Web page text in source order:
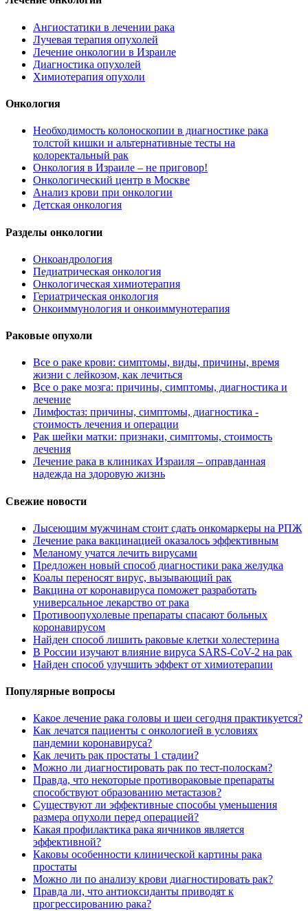
Ангиостатики в лечении рака
Лучевая терапия опухолей
Лечение онкологии в Израиле
Диагностика опухолей
Химиотерапия опухоли
Онкология
Необходимость колоноскопии в диагностике рака
толстой кишки и альтернативные тесты на
колоректальный рак
Онкология в Израиле – не приговор!
Онкологический центр в Москве
Анализ крови при онкологии
Детская онкология
Разделы онкологии
Онкоандрология
Педиатрическая онкология
Онкологическая химиотерапия
Гериатрическая онкология
Онкоиммунология и онкоиммунотерапия
Раковые опухоли
Все о раке крови: симптомы, виды, причины, время
жизни с лейкозом, как лечиться
Все о раке мозга: причины, симптомы, диагностика и
лечение
Лимфостаз: причины, симптомы, диагностика -
стоимость лечения и операции
Рак шейки матки: признаки, симптомы, стоимость
лечения
Лечение рака в клиниках Израиля – оправданная
надежда на здоровую жизнь
Свежие новости
Лысеющим мужчинам стоит сдать онкомаркеры на РПЖ
Лечение рака вакцинацией оказалось эффективным
Меланому учатся лечить вирусами
Предложен новый способ диагностики рака желудка
Коалы переносят вирус, вызывающий рак
Вакцина от коронавируса поможет разработать
универсальное лекарство от рака
Противоопухолевые препараты спасают больных
коронавирусом
Найден способ лишить раковые клетки холестерина
В России изучают влияние вируса SARS-CoV-2 на рак
Найден способ улучшить эффект от химиотерапии
Популярные вопросы
Какое лечение рака головы и шеи сегодня практикуется?
Как лечатся пациенты с онкологией в условиях
пандемии коронавируса?
Как лечить рак простаты 1 стадии?
Можно ли диагностировать рак по тест-полоскам?
Правда, что некоторые противораковые препараты
способствуют образованию метастазов?
Существуют ли эффективные способы уменьшения
размера опухоли перед операцией?
Какая профилактика рака яичников является
эффективной?
Каковы особенности клинической картины рака
простаты
Можно ли по анализу крови диагностировать рак?
Правда ли, что антиоксиданты приводят к
прогрессированию рака?